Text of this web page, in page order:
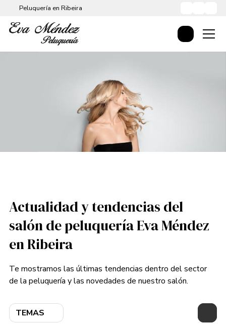
Peluquería en Ribeira
Actualidad y tendencias del
salón de peluquería Eva Méndez
en Ribeira
Te mostramos las últimas tendencias dentro del sector
de la peluquería y las novedades de nuestro salón.
TEMAS